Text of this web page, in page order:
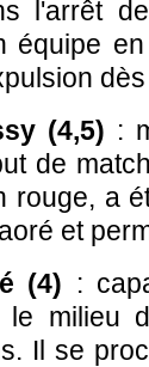
l'arrêt
équipe
(4,5) :
de
rouge, a
et
(4) :
le milieu
Il se